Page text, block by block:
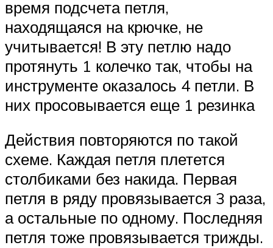
время подсчета петля,
находящаяся на крючке, не
учитывается! В эту петлю надо
протянуть 1 колечко так, чтобы на
инструменте оказалось 4 петли. В
них просовывается еще 1 резинка
Действия повторяются по такой
схеме. Каждая петля плетется
столбиками без накида. Первая
петля в ряду провязывается 3 раза,
а остальные по одному. Последняя
петля тоже провязывается трижды.